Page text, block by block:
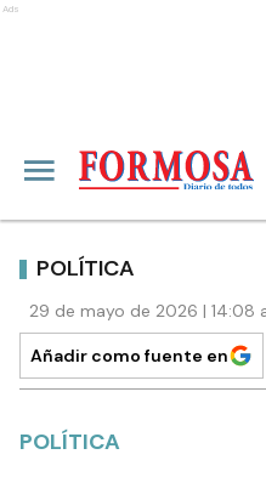
Ads
POLÍTICA
29 de mayo de 2026 | 14:08
Añadir como fuente en
POLÍTICA